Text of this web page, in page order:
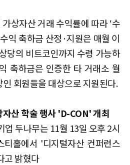
상자산 거래 수익률에 따라 ‘수
익 축하금 산정·지원은 매월 이
당의 비트코인까지 수령 가능하
축하금은 인증한 타 거래소 월
회원들을 대상으로 지원된다.
산 학술 행사 'D-CON' 개최
두나무는 11월 13일 오후 2시
티홀에서 '디지털자산 컨퍼런스
고 밝혔다